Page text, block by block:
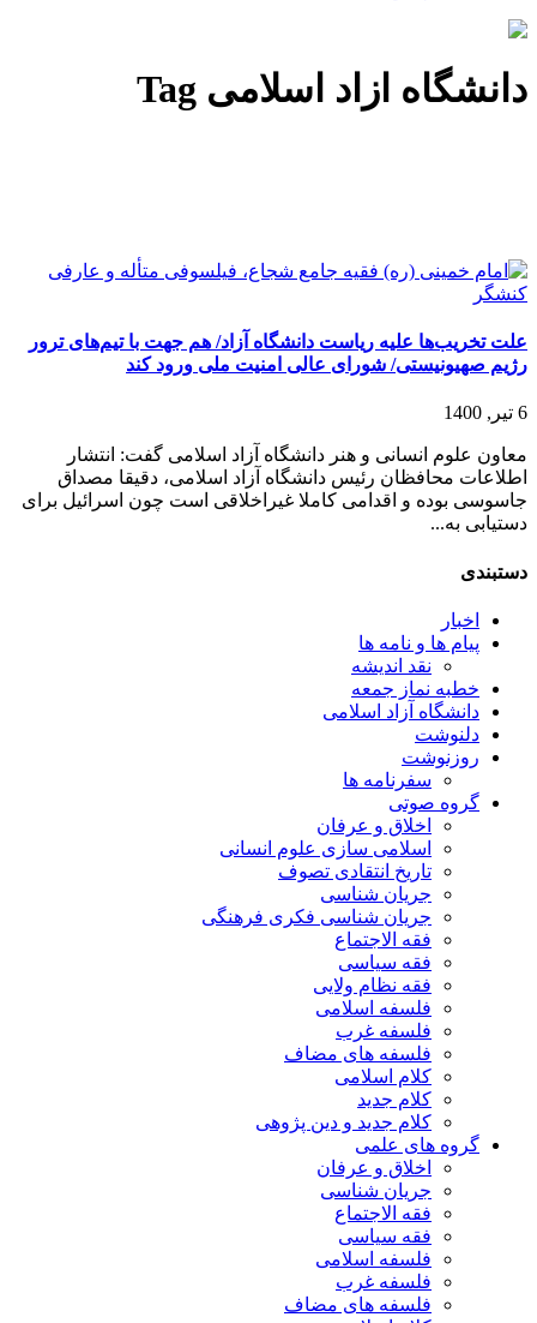
دانشگاه ازاد اسلامی Tag
علت تخریب‌ها علیه ریاست دانشگاه آزاد/ هم جهت با تیم‌های ترور
رژیم صهیونیستی/ شورای عالی امنیت ملی ورود کند
6 تیر, 1400
معاون علوم انسانی و هنر دانشگاه آزاد اسلامی گفت: انتشار
اطلاعات محافظان رئیس دانشگاه آزاد اسلامی، دقیقا مصداق
جاسوسی بوده و اقدامی کاملا غیراخلاقی است چون اسرائیل برای
دستیابی به...
دستبندی
اخبار
پیام ها و نامه ها
نقد اندیشه
خطبه نماز جمعه
دانشگاه آزاد اسلامی
دلنوشت
روزنوشت
سفرنامه ها
گروه صوتی
اخلاق و عرفان
اسلامی سازی علوم انسانی
تاریخ انتقادی تصوف
جریان شناسی
جریان شناسی فکری فرهنگی
فقه الاجتماع
فقه سیاسی
فقه نظام ولایی
فلسفه اسلامی
فلسفه غرب
فلسفه های مضاف
کلام اسلامی
کلام جدید
کلام جدید و دین پژوهی
گروه های علمی
اخلاق و عرفان
جریان شناسی
فقه الاجتماع
فقه سیاسی
فلسفه اسلامی
فلسفه غرب
فلسفه های مضاف